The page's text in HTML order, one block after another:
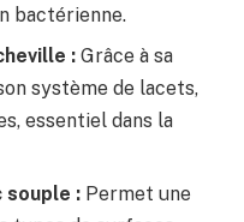
bactérienne.
: Grâce à sa
système de lacets,
essentiel dans la
souple : Permet une